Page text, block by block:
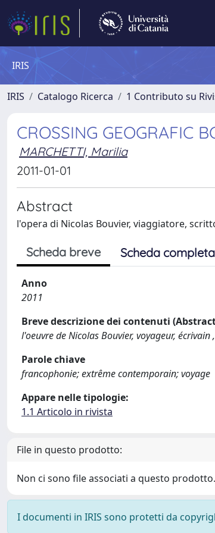
IRIS
IRIS Catalogo Ricerca 1 Contributo su
CROSSING GEOGRAFIC
MARCHETTI, Marilia
2011-01-01
Abstract
l'opera di Nicolas Bouvier, viaggiatore,
Scheda breve Scheda completa
Anno
2011
Breve descrizione dei contenuti
l'oeuvre de Nicolas Bouvier, voyageur,
Parole chiave
francophonie; extrême contemporain; voyage
Appare nelle tipologie:
1.1 Articolo in rivista
File in questo prodotto:
Non ci sono file associati a questo prodotto.
I documenti in IRIS sono protetti da